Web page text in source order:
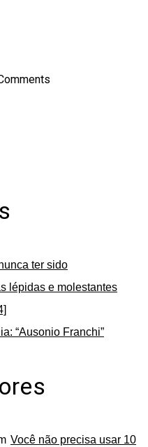
ter sido
lépidas e molestantes
“Ausonio Franchi”
Você não precisa usar 10